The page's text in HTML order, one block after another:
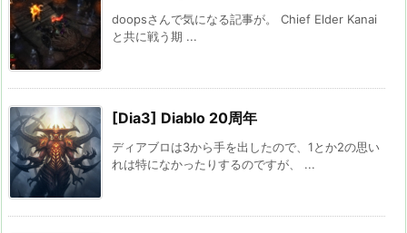
doopsさんで気になる記事が。 Chief Elder Kanai
と共に戦う期 ...
[Dia3] Diablo 20周年
ディアブロは3から手を出したので、1とか2の思い
れは特になかったりするのですが、 ...